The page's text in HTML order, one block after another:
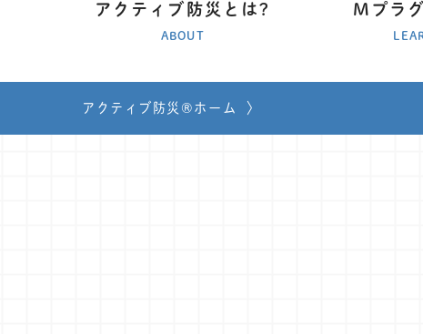
アクティブ防災とは?
ABOUT
Mプラ
アクティブ防災®ホーム 〉